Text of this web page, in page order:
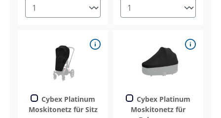
Cybex Platinum
Moskitonetz für Sitz
Cybex Platinum
Moskitonetz für